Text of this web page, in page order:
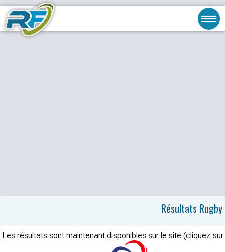
Résultats Rugby
Les résultats sont maintenant disponibles sur le site (cliquez sur